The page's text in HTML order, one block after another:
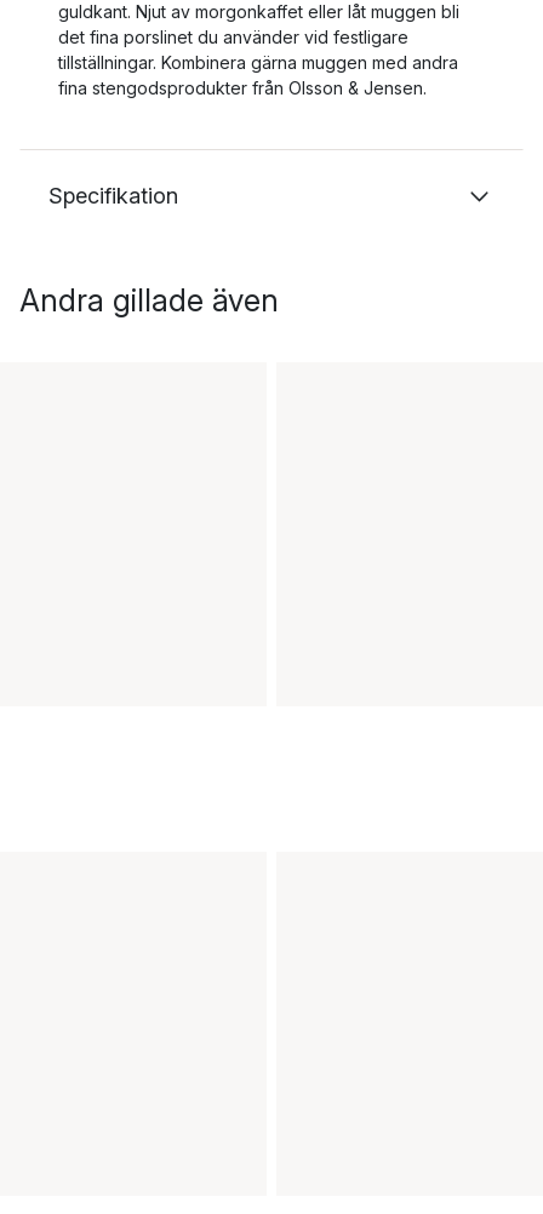
guldkant. Njut av morgonkaffet eller låt muggen bli
det fina porslinet du använder vid festligare
tillställningar. Kombinera gärna muggen med andra
fina stengodsprodukter från Olsson & Jensen.
Specifikation
Andra gillade även